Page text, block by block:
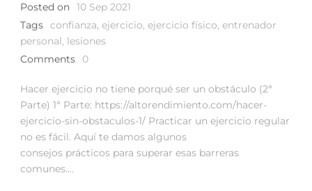
Posted on 10 Sep 2021
Tags confianza, ejercicio, ejercicio físico, entrenador
personal, lesiones
Comments
0
Hacer ejercicio no tiene porqué ser un obstáculo (2ª
Parte) 1ª Parte: https://altorendimiento.com/hacer-
ejercicio-sin-obstaculos-1/ Practicar un ejercicio regular
no es fácil. Aquí te damos algunos
consejos prácticos para superar esas barreras
comunes....